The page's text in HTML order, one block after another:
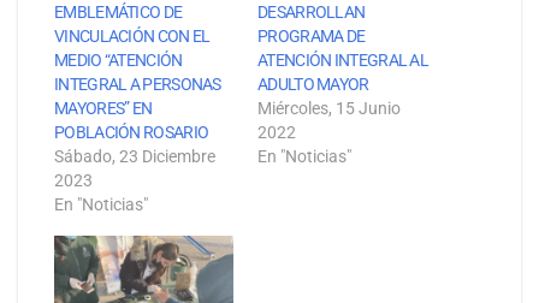
EMBLEMÁTICO DE
VINCULACIÓN CON EL
MEDIO “ATENCIÓN
INTEGRAL A PERSONAS
MAYORES” EN
POBLACIÓN ROSARIO
Sábado, 23 Diciembre
2023
En "Noticias"
DESARROLLAN
PROGRAMA DE
ATENCIÓN INTEGRAL AL
ADULTO MAYOR
Miércoles, 15 Junio
2022
En "Noticias"